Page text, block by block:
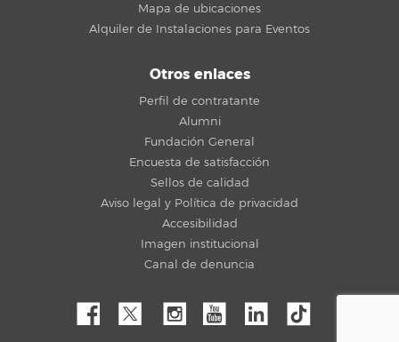
Mapa de ubicaciones
Alquiler de Instalaciones para Eventos
Otros enlaces
Perfil de contratante
Alumni
Fundación General
Encuesta de satisfacción
Sellos de calidad
Aviso legal y Política de privacidad
Accesibilidad
Imagen institucional
Canal de denuncia